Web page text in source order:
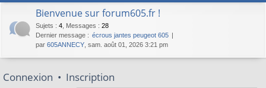
Bienvenue sur forum605.fr !
Sujets : 4 Messages : 28
Dernier message : écrous jantes peugeot 605
par 605ANNECY , sam. août 01, 2026 3:21 pm
Connexion • Inscription